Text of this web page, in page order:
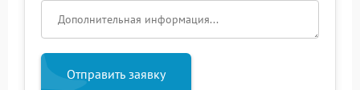
Отправить заявку